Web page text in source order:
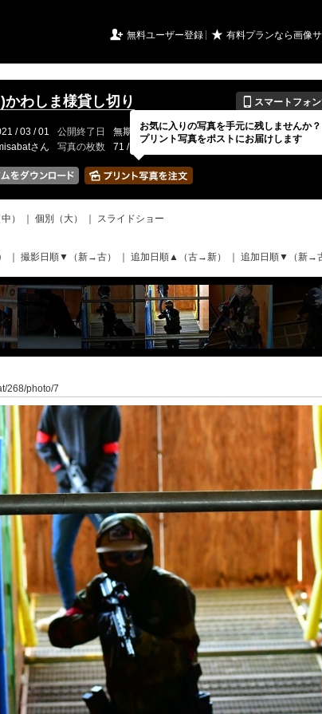
 無料ユーザー登録 ★ 有料プランなら画像
かわしま様貸し切り 📱 スマートフォ
/ 03 / 01 公開終了日 無期限 イベントの期間
---
さん 写真の枚数 71 / 2000枚
） 個別（大）
スライドショー
撮影日順▼（新→古） 追加日順▲（古→新） 追加日順▼（新→
268/photo/7
お気に入りの写真を手元に残しませんか？
プリント写真をポストにお届けします